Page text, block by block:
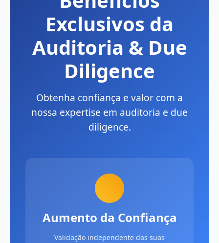
Exclusivos da
Auditoria & Due
Diligence
Obtenha confiança e valor com a
nossa expertise em auditoria e due
diligence.
Aumento da Confiança
Validação independente das suas